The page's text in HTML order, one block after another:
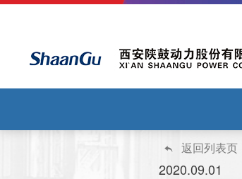
 返回列表页
2020.09.01